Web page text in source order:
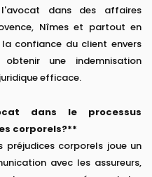
dans des affaires
Nîmes et partout en
confiance du client envers
une indemnisation
efficace.
dans le processus
corporels?**
corporels joue un
avec les assureurs,